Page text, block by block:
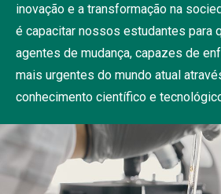
inovação e a transformação na
é capacitar nossos estudantes para
agentes de mudança, capazes de
mais urgentes do mundo atual
conhecimento científico e